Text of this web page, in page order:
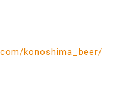
konoshima_beer/